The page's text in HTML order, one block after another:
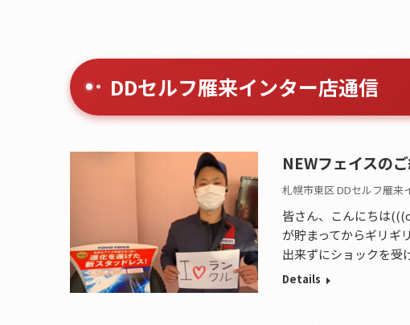
DDセルフ雁来インター店通信
NEWフェイスの
札幌市東区 DDセルフ雁来
皆さん、こんにちは
が貯まってからギリギ
出来ずにショックを受
Details